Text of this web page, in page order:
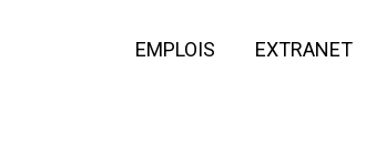
EMPLOIS EXTRANET